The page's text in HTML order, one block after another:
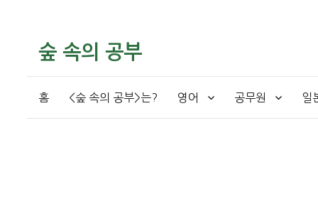
숲 속의 공부
홈 <숲 속의 공부>는? 영어 공무원 일